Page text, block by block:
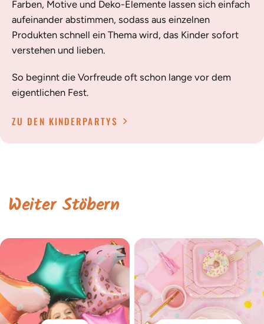
Farben, Motive und Deko-Elemente lassen sich einfach
aufeinander abstimmen, sodass aus einzelnen
Produkten schnell ein Thema wird, das Kinder sofort
verstehen und lieben.
So beginnt die Vorfreude oft schon lange vor dem
eigentlichen Fest.
ZU DEN KINDERPARTYS
Weiter Stöbern